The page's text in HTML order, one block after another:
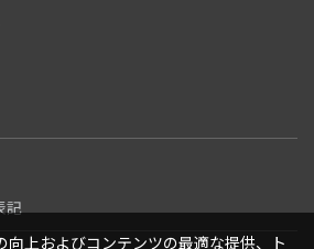
記
向上およびコンテンツの最適な提供、ト